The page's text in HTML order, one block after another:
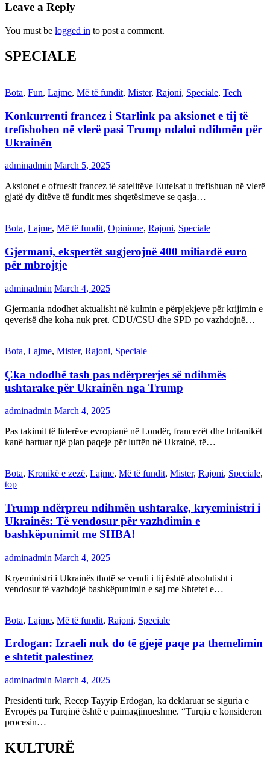
Leave a Reply
You must be logged in to post a comment.
SPECIALE
Bota, Fun, Lajme, Më të fundit, Mister, Rajoni, Speciale, Tech
Konkurrenti francez i Starlink pa aksionet e tij të
trefishohen në vlerë pasi Trump ndaloi ndihmën për
Ukrainën
adminadmin March 5, 2025
Aksionet e ofruesit francez të satelitëve Eutelsat u trefishuan në vlerë
gjatë dy ditëve të fundit mes shqetësimeve se qasja…
Bota, Lajme, Më të fundit, Opinione, Rajoni, Speciale
Gjermani, ekspertët sugjerojnë 400 miliardë euro
për mbrojtje
adminadmin March 4, 2025
Gjermania ndodhet aktualisht në kulmin e përpjekjeve për krijimin e
qeverisë dhe koha nuk pret. CDU/CSU dhe SPD po vazhdojnë…
Bota, Lajme, Mister, Rajoni, Speciale
Çka ndodhë tash pas ndërprerjes së ndihmës
ushtarake për Ukrainën nga Trump
adminadmin March 4, 2025
Pas takimit të liderëve evropianë në Londër, francezët dhe britanikët
kanë hartuar një plan paqeje për luftën në Ukrainë, të…
Bota, Kronikë e zezë, Lajme, Më të fundit, Mister, Rajoni, Speciale,
top
Trump ndërpreu ndihmën ushtarake, kryeministri i
Ukrainës: Të vendosur për vazhdimin e
bashkëpunimit me SHBA!
adminadmin March 4, 2025
Kryeministri i Ukrainës thotë se vendi i tij është absolutisht i
vendosur të vazhdojë bashkëpunimin e saj me Shtetet e…
Bota, Lajme, Më të fundit, Rajoni, Speciale
Erdogan: Izraeli nuk do të gjejë paqe pa themelimin
e shtetit palestinez
adminadmin March 4, 2025
Presidenti turk, Recep Tayyip Erdogan, ka deklaruar se siguria e
Evropës pa Turqinë është e paimagjinueshme. “Turqia e konsideron
procesin…
KULTURË